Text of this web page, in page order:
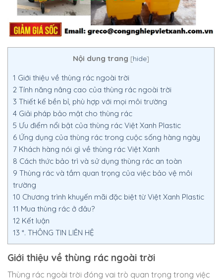
Nội dung trang [hide]
1 Giới thiệu về thùng rác ngoài trời
2 Tính năng nâng cao của thùng rác ngoài trời
3 Thiết kế bền bỉ, phù hợp với mọi môi trường
4 Giải pháp bảo mật cho thùng rác
5 Ưu điểm nổi bật của thùng rác Việt Xanh Plastic
6 Ứng dụng của thùng rác trong cuộc sống hàng ngày
7 Khách hàng nói gì về thùng rác Việt Xanh
8 Cách thức bảo trì và sử dụng thùng rác an toàn
9 Thùng rác và tầm quan trọng của việc bảo vệ môi
trường
10 Chương trình khuyến mãi đặc biệt từ Việt Xanh Plastic
11 Mua thùng rác ở đâu?
12 Kết luận
13 *. THÔNG TIN LIÊN HỆ
Giới thiệu về thùng rác ngoài trời
Thùng rác ngoài trời đóng vai trò quan trọng trong việc